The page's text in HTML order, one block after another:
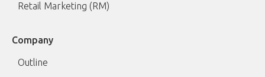
Retail Marketing (RM)
Company
Outline